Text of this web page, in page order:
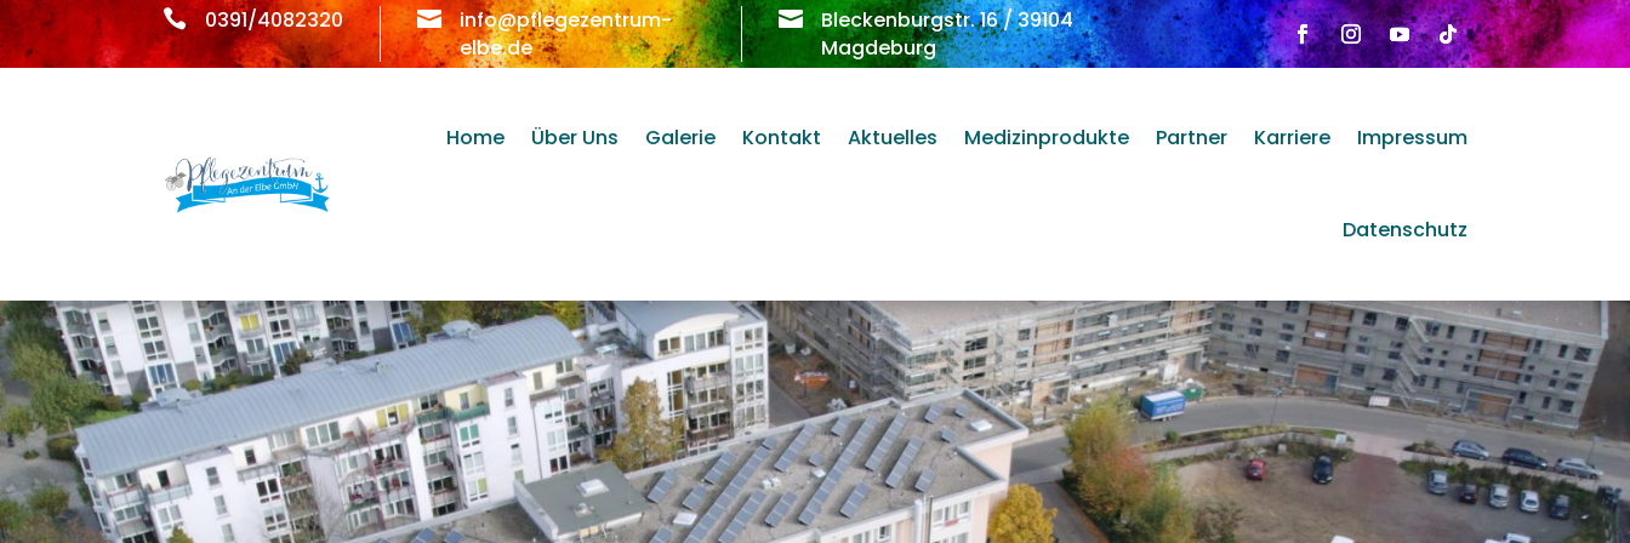
 0391/4082320 
info@pflegezentrum-
elbe.de

Bleckenburgstr. 16 / 39104
Magdeburg
Home Über Uns Galerie Kontakt Aktuelles Medizinprodukte Partner Karriere Impressum
Datenschutz